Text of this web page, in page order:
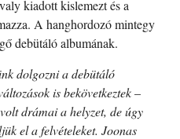
kiadott kislemezt és a
A hanghordozó mintegy
debütáló albumának.
dolgozni a debütáló
is bekövetkeztek–
drámai a helyzet, de úgy
el a felvételeket. Joonas